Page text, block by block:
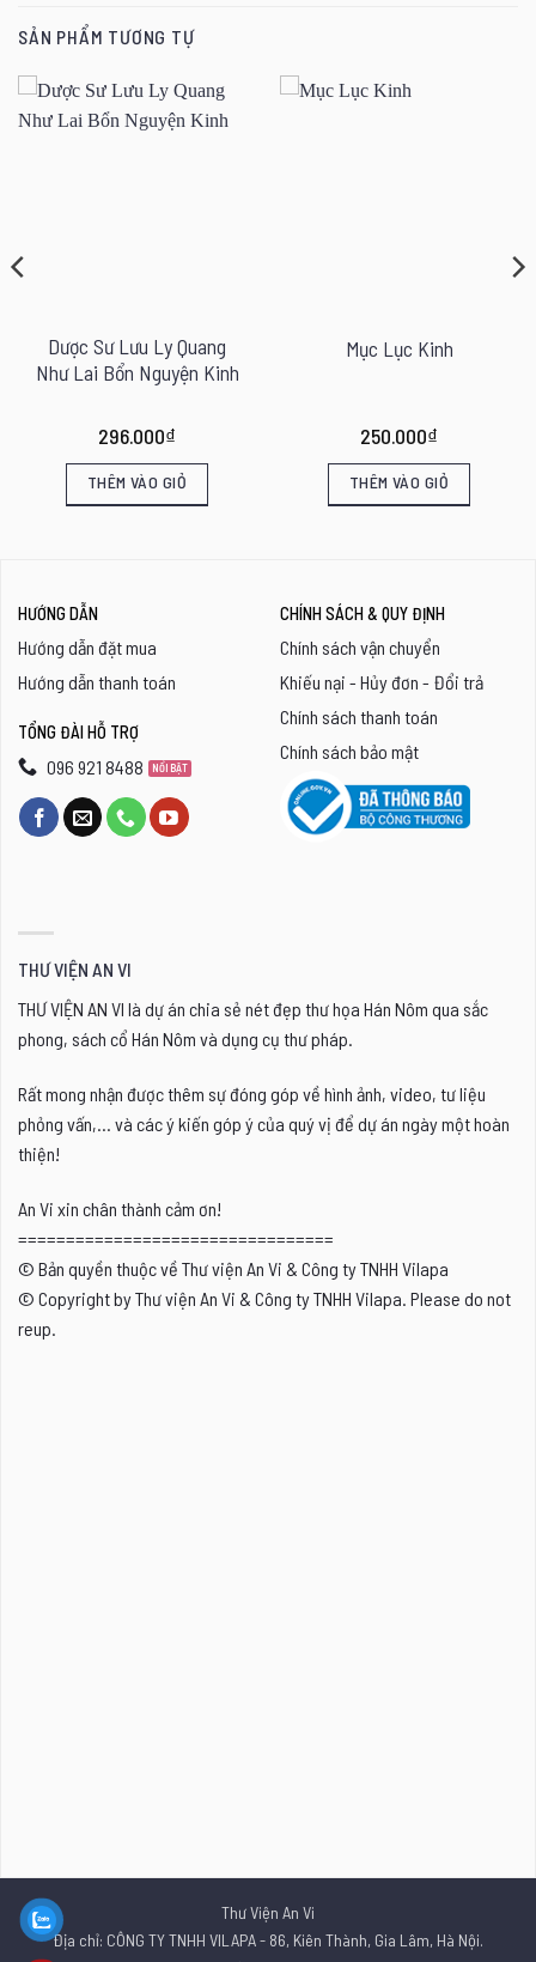
SẢN PHẨM TƯƠNG TỰ
Dược Sư Lưu Ly Quang
Như Lai Bổn Nguyện Kinh
296.000₫
THÊM VÀO GIỎ
Mục Lục Kinh
250.000₫
THÊM VÀO GIỎ
HƯỚNG DẪN
Hướng dẫn đặt mua
Hướng dẫn thanh toán
TỔNG ĐÀI HỖ TRỢ
096 921 8488
CHÍNH SÁCH & QUY ĐỊNH
Chính sách vận chuyển
Khiếu nại - Hủy đơn - Đổi trả
Chính sách thanh toán
Chính sách bảo mật
THƯ VIỆN AN VI
THƯ VIỆN AN VI là dự án chia sẻ nét đẹp thư họa Hán Nôm qua sắc
phong, sách cổ Hán Nôm và dụng cụ thư pháp.
Rất mong nhận được thêm sự đóng góp về hình ảnh, video, tư liệu
phỏng vấn,... và các ý kiến góp ý của quý vị để dự án ngày một hoàn
thiện!
An Vi xin chân thành cảm ơn!
=================================
© Bản quyền thuộc về Thư viện An Vi & Công ty TNHH Vilapa
© Copyright by Thư viện An Vi & Công ty TNHH Vilapa. Please do not
reup.
Thư Viện An Vi
Địa chỉ: CÔNG TY TNHH VILAPA - 86, Kiên Thành, Gia Lâm, Hà Nội.